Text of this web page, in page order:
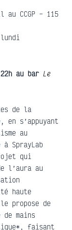
CCGP – 115
au bar Le
de la
en s’appuyant
au
SprayLab
qui
l’aura au
haute
propose de
mains
faisant